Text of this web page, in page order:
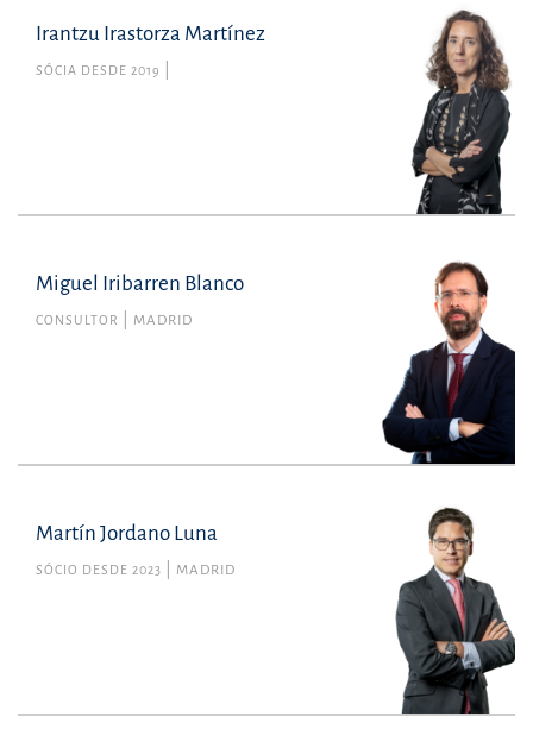
Irantzu Irastorza Martínez
SÓCIA DESDE 2019
Miguel Iribarren Blanco
CONSULTOR MADRID
Martín Jordano Luna
SÓCIO DESDE 2023 MADRID